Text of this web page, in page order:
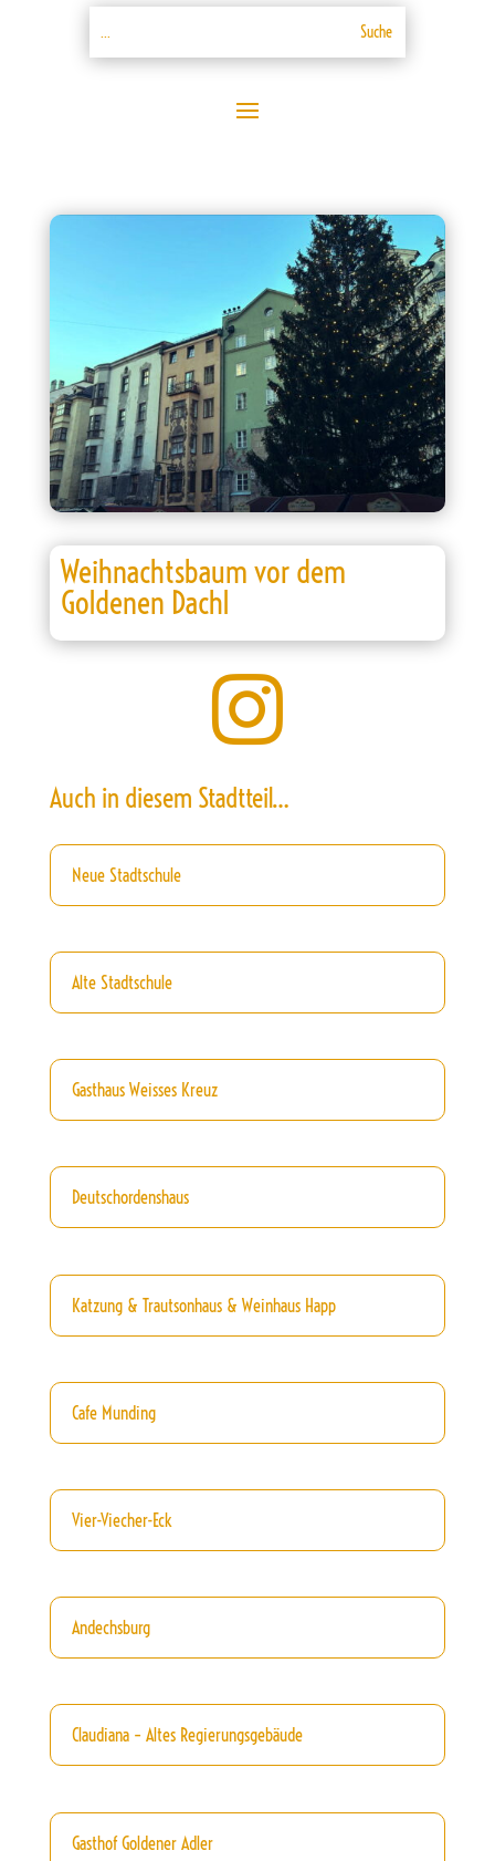
Weihnachtsbaum vor dem
Goldenen Dachl

Auch in diesem Stadtteil…
Neue Stadtschule
Alte Stadtschule
Gasthaus Weisses Kreuz
Deutschordenshaus
Katzung & Trautsonhaus & Weinhaus Happ
Cafe Munding
Vier-Viecher-Eck
Andechsburg
Claudiana – Altes Regierungsgebäude
Gasthof Goldener Adler